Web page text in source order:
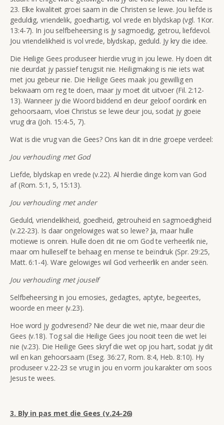
23. Elke kwaliteit groei saam in die Christen se lewe. Jou liefde is
geduldig, vriendelik, goedhartig, vol vrede en blydskap (vgl. 1Kor.
13:4-7). In jou selfbeheersing is jy sagmoedig, getrou, liefdevol.
Jou vriendelikheid is vol vrede, blydskap, geduld. Jy kry die idee.
Die Heilige Gees produseer hierdie vrug in jou lewe. Hy doen dit
nie deurdat jy passief terugsit nie. Heiligmaking is nie iets wat
met jou gebeur nie. Die Heilige Gees maak jou gewillig en
bekwaam om reg te doen, maar jy moet dit uitvoer (Fil. 2:12-
13). Wanneer jy die Woord biddend en deur geloof oordink en
gehoorsaam, vloei Christus se lewe deur jou, sodat jy goeie
vrug dra (Joh. 15:4-5, 7).
Wat is die vrug van die Gees? Ons kan dit in drie groepe verdeel:
Jou verhouding met God
Liefde, blydskap en vrede (v.22). Al hierdie dinge kom van God
af (Rom. 5:1, 5, 15:13).
Jou verhouding met ander
Geduld, vriendelikheid, goedheid, getrouheid en sagmoedigheid
(v.22-23). Is daar ongelowiges wat so lewe? Ja, maar hulle
motiewe is onrein. Hulle doen dit nie om God te verheerlik nie,
maar om hulleself te behaag en mense te beïndruk (Spr. 29:25,
Matt. 6:1-4). Ware gelowiges wil God verheerlik en ander seën.
Jou verhouding met jouself
Selfbeheersing in jou emosies, gedagtes, aptyte, begeertes,
woorde en meer (v.23).
Hoe word jy godvresend? Nie deur die wet nie, maar deur die
Gees (v.18). Tog sal die Heilige Gees jou nooit teen die wet lei
nie (v.23). Die Heilige Gees skryf die wet op jou hart, sodat jy dit
wil en kan gehoorsaam (Eseg. 36:27, Rom. 8:4, Heb. 8:10). Hy
produseer v.22-23 se vrug in jou en vorm jou karakter om soos
Jesus te wees.
3. Bly in pas met die Gees (v.24-26)